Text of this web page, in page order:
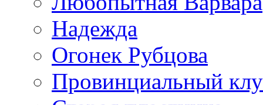
Надежда
Огонек Рубцова
Провинциальный